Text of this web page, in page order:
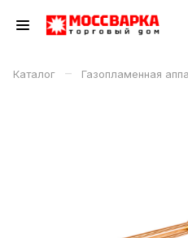
Каталог – Газопламенная